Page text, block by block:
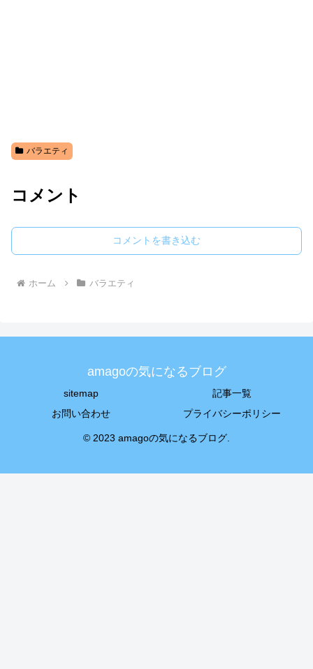
バラエティ
コメント
コメントを書き込む
ホーム バラエティ
amagoの気になるブログ
sitemap
記事一覧
お問い合わせ
プライバシーポリシー
© 2023 amagoの気になるブログ.